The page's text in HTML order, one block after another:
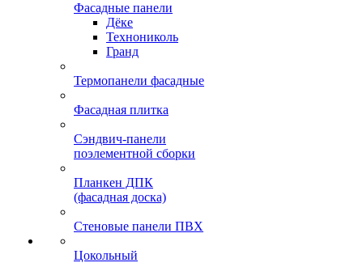
Фасадные панели
Дёке
Технониколь
Гранд
Термопанели фасадные
Фасадная плитка
Сэндвич-панели
поэлементной сборки
Планкен ДПК
(фасадная доска)
Стеновые панели ПВХ
Цокольный